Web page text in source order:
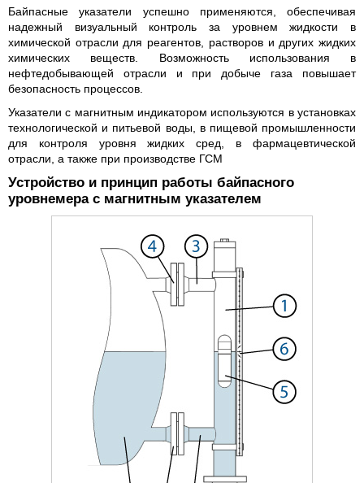
Байпасные указатели успешно применяются, обеспечивая
надежный визуальный контроль за уровнем жидкости в
химической отрасли для реагентов, растворов и других жидких
химических веществ. Возможность использования в
нефтедобывающей отрасли и при добыче газа повышает
безопасность процессов.
Указатели с магнитным индикатором используются в установках
технологической и питьевой воды, в пищевой промышленности
для контроля уровня жидких сред, в фармацевтической
отрасли, а также при производстве ГСМ
Устройство и принцип работы байпасного
уровнемера с магнитным указателем